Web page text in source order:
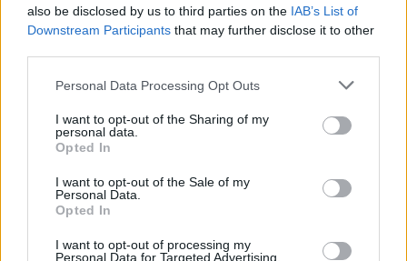
also be disclosed by us to third parties on the IAB’s List of
Downstream Participants that may further disclose it to other
Personal Data Processing Opt Outs
I want to opt-out of the Sharing of my
personal data.
Opted In
I want to opt-out of the Sale of my
Personal Data.
Opted In
I want to opt-out of processing my
Personal Data for Targeted Advertising.
Susi58
Colonel des Forums
Zitat von maju01:↑
Es war genau 3 Tage auf dem Testserver, bevor wir es Live
bekamen.
Aufspieldatum müsste der 20.02.23 gewesen sein, also von Test
kann keine rede sein.
GuMo Rocky
,
ok,3 Tage Test ist ein wenig kurz.
wollen/können/müssen,hätte der "Kram" 4 Wochen auf dem